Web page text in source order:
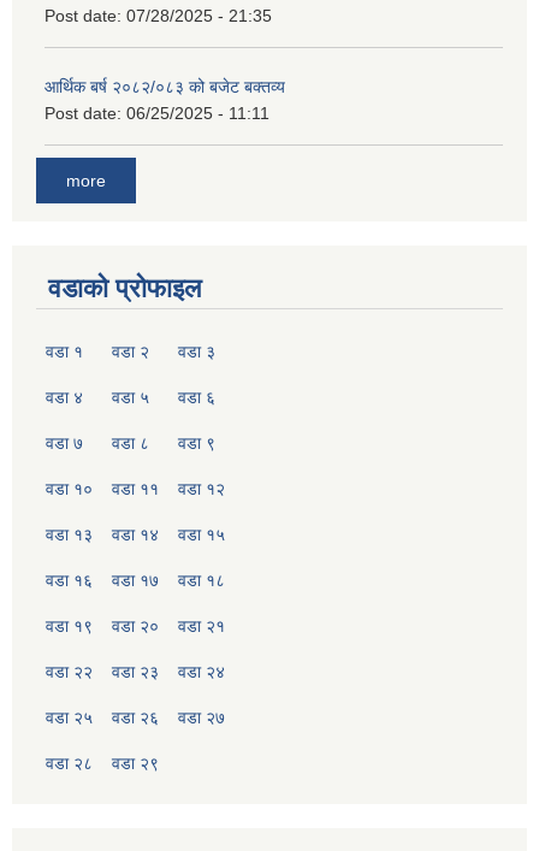
Post date: 07/28/2025 - 21:35
आर्थिक बर्ष २०८२/०८३ को बजेट बक्तव्य
Post date: 06/25/2025 - 11:11
more
वडाको प्रोफाइल
वडा १ वडा २ वडा ३
वडा ४ वडा ५ वडा ६
वडा ७ वडा ८ वडा ९
वडा १० वडा ११ वडा १२
वडा १३ वडा १४ वडा १५
वडा १६ वडा १७ वडा १८
वडा १९ वडा २० वडा २१
वडा २२ वडा २३ वडा २४
वडा २५ वडा २६ वडा २७
वडा २८ वडा २९